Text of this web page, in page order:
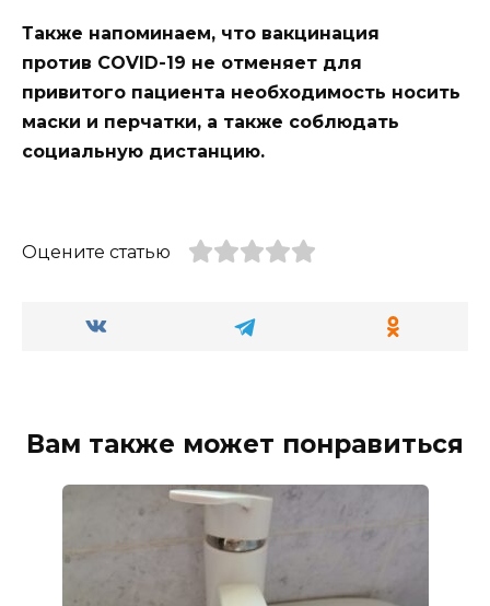
Также напоминаем, что вакцинация
против COVID-19 не отменяет для
привитого пациента необходимость носить
маски и перчатки, а также соблюдать
социальную дистанцию.
Оцените статью
Вам также может понравиться